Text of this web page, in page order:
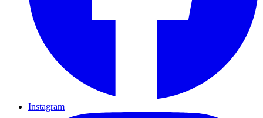
Instagram